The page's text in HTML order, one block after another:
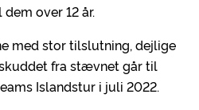
over 12 år.
med stor tilslutning, dejlige
fra stævnet går til
Islandstur i juli 2022.